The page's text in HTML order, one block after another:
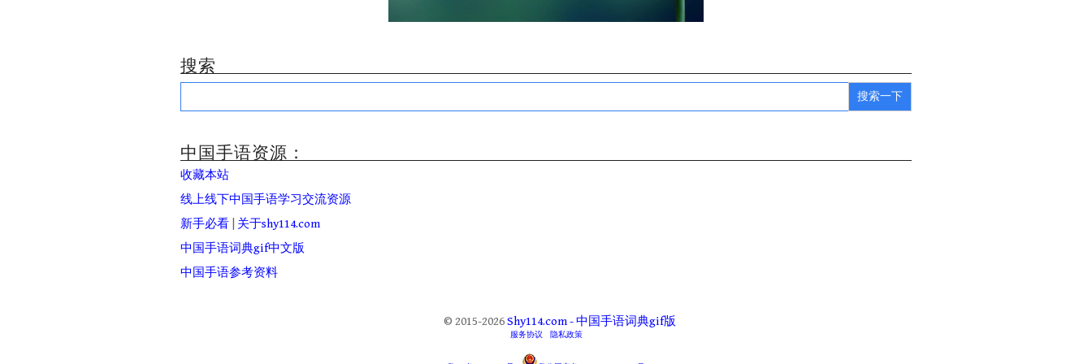
搜索
Search
中国手语资源：
收藏本站
线上线下中国手语学习交流资源
新手必看
关于shy114.com
中国手语词典gif中文版
中国手语参考资料
© 2015-2026Shy114.com - 中国手语词典gif版
服务协议 隐私政策